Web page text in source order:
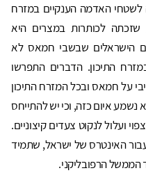
לשטחי האדמה הענקיים במזרח
שזכתה לכותרות במצרים היא
הישראלים שבשבי חמאס לא
התיכון. הדברים התפרשו
על חמאס ובכל המזרח התיכון
נשמע איום כזה, וכי יש להתייחס
ועלול לנקוט צעדים קיצוניים.
האינטרס של ישראל, שתמיד
הממשל הרפובליקני.